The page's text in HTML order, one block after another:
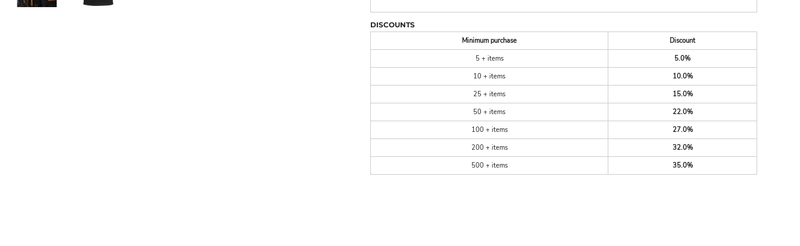
DISCOUNTS
Minimum purchase
Discount
5 + items
5.0%
10 + items
10.0%
25 + items
15.0%
50 + items
22.0%
100 + items
27.0%
200 + items
32.0%
500 + items
35.0%